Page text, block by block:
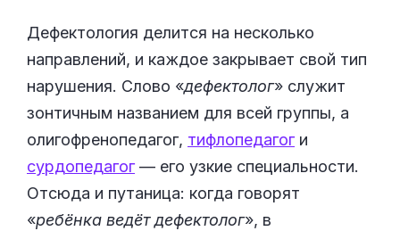
Дефектология делится на несколько
направлений, и каждое закрывает свой тип
нарушения. Слово «дефектолог» служит
зонтичным названием для всей группы, а
олигофренопедагог, тифлопедагоги
сурдопедагог— его узкие специальности.
Отсюда и путаница: когда говорят
«ребёнка ведёт дефектолог», в